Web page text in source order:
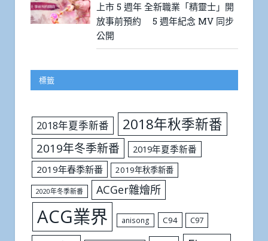
上市 5 週年 全新職業「精靈士」開
放事前預約 5 週年紀念 MV 同步
公開
標籤
2018年夏季新番 2018年秋季新番
2019年冬季新番
2019年夏季新番
2019年春季新番
2019年秋季新番
2020年冬季新番 ACGer雜燴所
ACG業界 anisong C94 C97